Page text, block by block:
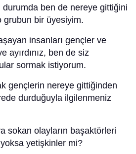
ben de nereye gittiğini
grubun bir üyesiyim.
insanları gençler ve
ayırdınız, ben de siz
sormak istiyorum.
gençlerin nereye gittiğinden
durduğuyla ilgilenmeniz
sokan olayların başaktörleri
yetişkinler mi?